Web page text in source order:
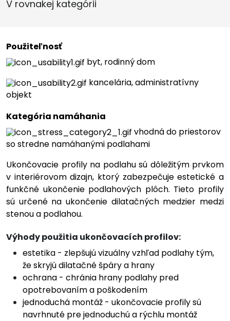
V rovnakej kategórii
Použiteľnosť
byt, rodinný dom
kancelária, administratívny
objekt
Kategória namáhania
vhodná do priestorov
so stredne namáhanými podlahami
Ukončovacie profily na podlahu sú dôležitým prvkom
v interiérovom dizajn, ktorý zabezpečuje estetické a
funkčné ukončenie podlahových plôch. Tieto profily
sú určené na ukončenie dilatačných medzier medzi
stenou a podlahou.
Výhody použitia ukončovacích profilov:
estetika - zlepšujú vizuálny vzhľad podlahy tým,
že skryjú dilatačné špáry a hrany
ochrana - chránia hrany podlahy pred
opotrebovaním a poškodením
jednoduchá montáž - ukončovacie profily sú
navrhnuté pre jednoduchú a rýchlu montáž